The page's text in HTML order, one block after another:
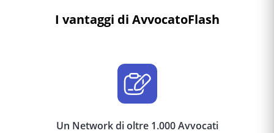
I vantaggi di AvvocatoFlash
Un Network di oltre 1.000 Avvocati